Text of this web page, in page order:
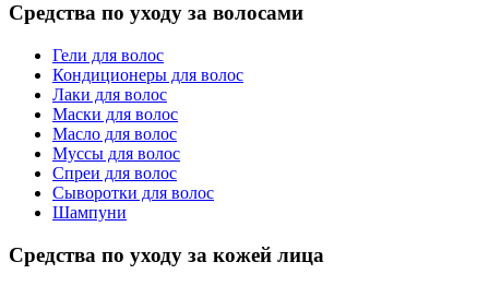
Средства по уходу за волосами
Гели для волос
Кондиционеры для волос
Лаки для волос
Маски для волос
Масло для волос
Муссы для волос
Спреи для волос
Сыворотки для волос
Шампуни
Средства по уходу за кожей лица